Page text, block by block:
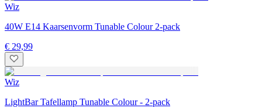
Wiz
40W E14 Kaarsenvorm Tunable Colour 2-pack
€ 29,99
Wiz
LightBar Tafellamp Tunable Colour - 2-pack